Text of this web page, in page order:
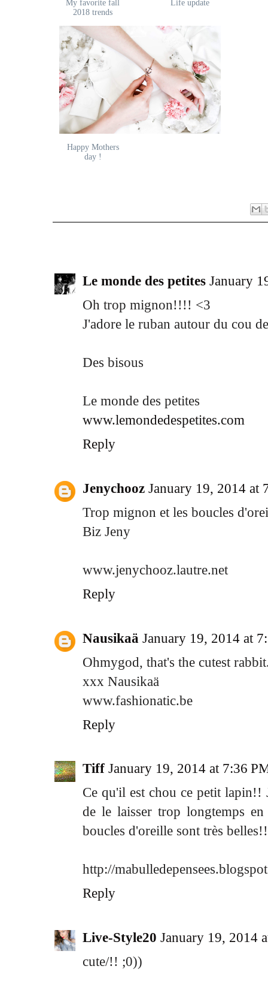
My favorite fall
2018 trends
Life update
Happy Mothers
day !
Le monde des petites January
Oh trop mignon!!!! <3
J'adore le ruban autour du cou
Des bisous
Le monde des petites
www.lemondedespetites.com
Reply
Jenychooz January 19, 2014 at
Trop mignon et les boucles
Biz Jeny
www.jenychooz.lautre.net
Reply
Nausikaä January 19, 2014 at
Ohmygod, that's the cutest
xxx Nausikaä
www.fashionatic.be
Reply
Tiff January 19, 2014 at 7:36
Ce qu'il est chou ce petit lapin!!
de le laisser trop longtemps
boucles d'oreille sont très
http://
Reply
Live-Style20 January 19, 2014
cute/!! ;0))